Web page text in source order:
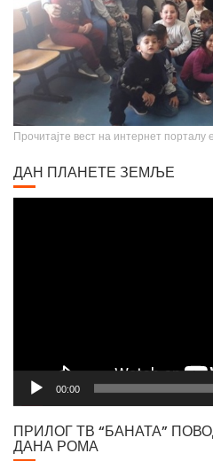
Прочитајте вест на интернет
ДАН ПЛАНЕТЕ ЗЕМЉЕ
00:00
ПРИЛОГ ТВ “БАНАТА”
ДАНА РОМА